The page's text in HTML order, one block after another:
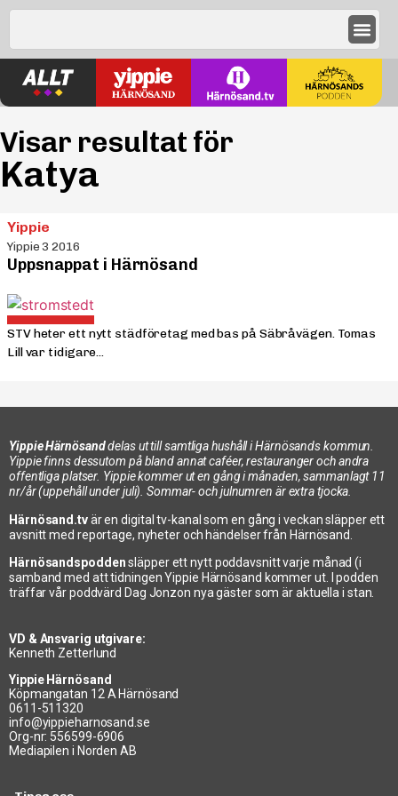
Visar resultat för
Katya
Yippie
Yippie 3 2016
Uppsnappat i Härnösand
STV heter ett nytt städföretag med bas på Säbråvägen. Tomas
Lill var tidigare...
Yippie Härnösanddelas ut till samtliga hushåll i Härnösands kommun.
Yippie finns dessutom på bland annat caféer, restauranger och andra
offentliga platser. Yippie kommer ut en gång i månaden, sammanlagt 11
nr/år (uppehåll under juli). Sommar- och julnumren är extra tjocka.
Härnösand.tvär en digital tv-kanal som en gång i veckan släpper ett
avsnitt med reportage, nyheter och händelser från Härnösand.
Härnösandspoddensläpper ett nytt poddavsnitt varje månad (i
samband med att tidningen Yippie Härnösand kommer ut. I podden
träffar vår poddvärd Dag Jonzon nya gäster som är aktuella i stan.
VD & Ansvarig utgivare:
Kenneth Zetterlund
Yippie Härnösand
Köpmangatan 12 A Härnösand
0611-511320
info@yippieharnosand.se
Org-nr: 556599-6906
Mediapilen i Norden AB